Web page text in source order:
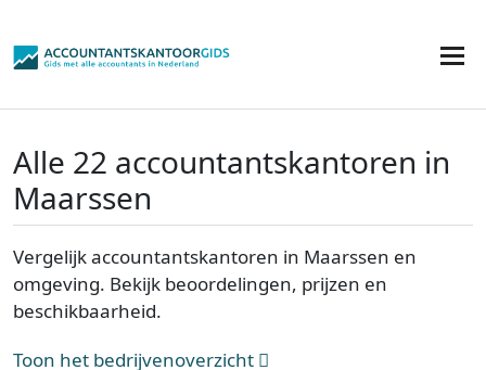
Alle 22 accountantskantoren in
Maarssen
Vergelijk accountantskantoren in Maarssen en
omgeving. Bekijk beoordelingen, prijzen en
beschikbaarheid.
Toon het bedrijvenoverzicht